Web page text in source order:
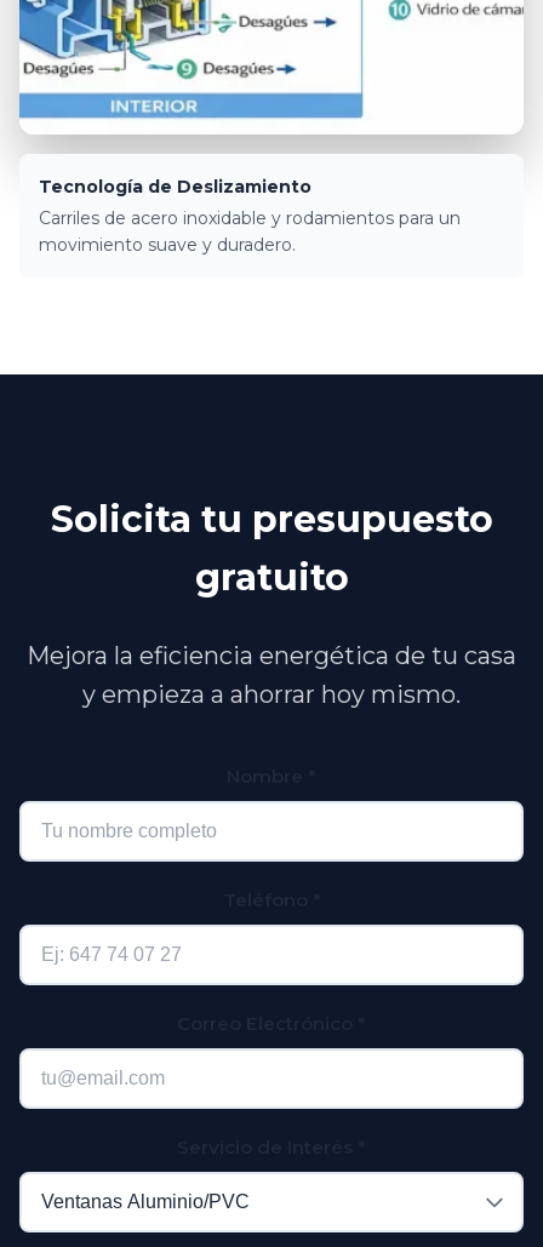
Tecnología de Deslizamiento
Carriles de acero inoxidable y rodamientos para un
movimiento suave y duradero.
Solicita tu presupuesto
gratuito
Mejora la eficiencia energética de tu casa
y empieza a ahorrar hoy mismo.